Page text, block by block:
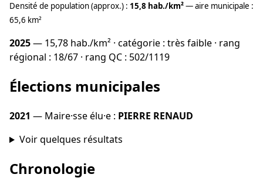
Densité de population (approx.) : 15,8 hab./km²— aire municipale :
65,6 km²
2025— 15,78 hab./km² · catégorie : très faible · rang
régional : 18/67 · rang QC : 502/1119
Élections municipales
2021 — Maire·sse élu·e : PIERRE RENAUD
Voir quelques résultats
Chronologie